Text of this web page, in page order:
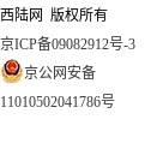
西陆网 版权所有
京ICP备09082912号-3
京公网安备
11010502041786号